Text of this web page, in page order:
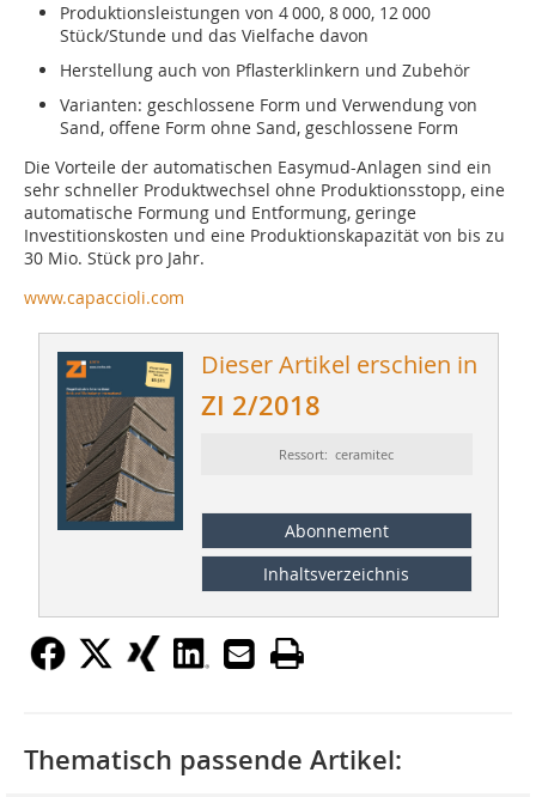
Produktionsleistungen von 4 000, 8 000, 12 000
Stück/Stunde und das Vielfache davon
Herstellung auch von Pflasterklinkern und Zubehör
Varianten: geschlossene Form und Verwendung von
Sand, offene Form ohne Sand, geschlossene Form
Die Vorteile der automatischen Easymud-Anlagen sind ein
sehr schneller Produktwechsel ohne Produktionsstopp, eine
automatische Formung und Entformung, geringe
Investitionskosten und eine Produktionskapazität von bis zu
30 Mio. Stück pro Jahr.
www.capaccioli.com
Dieser Artikel erschien in
ZI 2/2018
Ressort: ceramitec
Abonnement
Inhaltsverzeichnis
Thematisch passende Artikel: